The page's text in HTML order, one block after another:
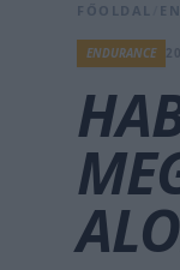
FŐOLDAL
ENDURANCE